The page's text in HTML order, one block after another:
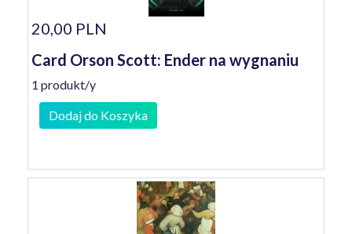
20,00 PLN
Card Orson Scott: Ender na wygnaniu
1 produkt/y
Dodaj do Koszyka